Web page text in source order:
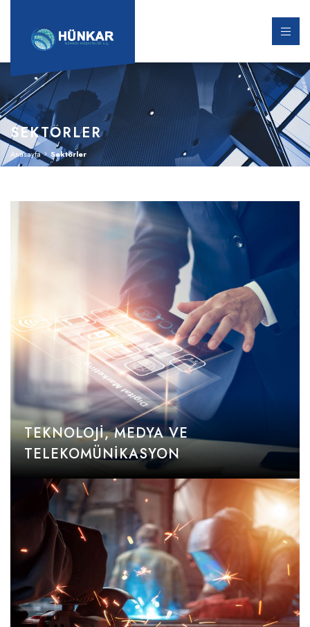
SEKTÖRLER
Anasayfa Sektörler
TEKNOLOJI, MEDYA VE
TELEKOMÜNIKASYON